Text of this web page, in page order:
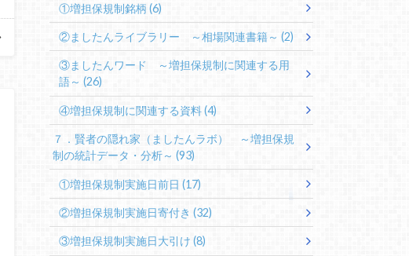
①増担保規制銘柄 (6)
②ましたんライブラリー ～相場関連書籍～ (2)
③ましたんワード ～増担保規制に関連する用
語～ (26)
④増担保規制に関連する資料(4)
７．賢者の隠れ家（ましたんラボ） ～増担保規
制の統計データ・分析～(93)
①増担保規制実施日前日 (17)
②増担保規制実施日寄付き (32)
③増担保規制実施日大引け (8)